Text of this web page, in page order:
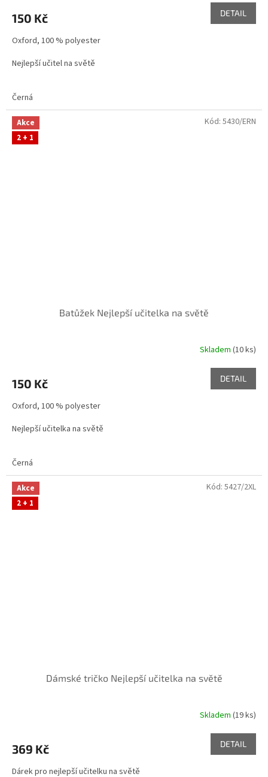
150 Kč DETAIL
Oxford, 100 % polyester
Nejlepší učitel na světě
Černá
Akce
2 + 1
Batůžek Nejlepší učitelka na světě
Skladem (10 ks)
150 Kč DETAIL
Oxford, 100 % polyester
Nejlepší učitelka na světě
Černá
Kód: 5430/ERN
Akce
2 + 1
Dámské tričko Nejlepší učitelka na světě
Skladem (19 ks)
369 Kč DETAIL
Dárek pro nejlepší učitelku na světě
Kód: 5427/2XL